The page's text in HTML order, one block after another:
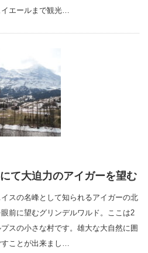
イエールまで観光…
て大迫力のアイガーを望む
スの名峰として知られるアイガーの北
前に望むグリンデルワルド。ここは2
スの小さな村です。雄大な大自然に囲
すことが出来まし…